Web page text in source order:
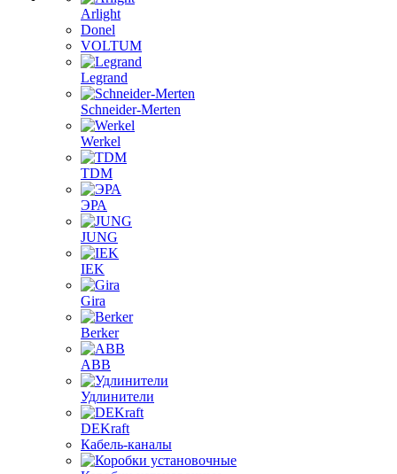
Arlight
Donel
VOLTUM
Legrand
Schneider-Merten
Werkel
TDM
ЭРА
JUNG
IEK
Gira
Berker
ABB
Удлинители
DEKraft
Кабель-каналы